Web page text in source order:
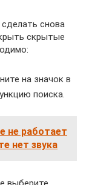
снова
скрытые
на значок в
поиска.
не работает
нет звука